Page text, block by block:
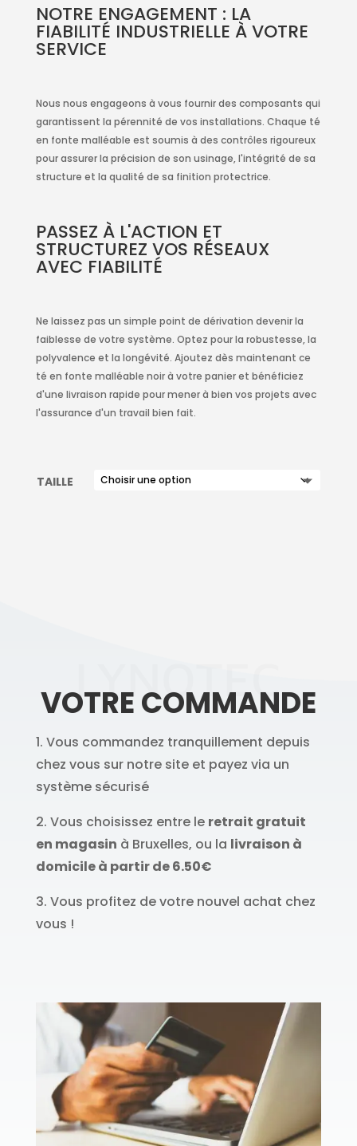
NOTRE ENGAGEMENT : LA
FIABILITÉ INDUSTRIELLE À VOTRE
SERVICE
Nous nous engageons à vous fournir des composants qui
garantissent la pérennité de vos installations. Chaque té
en fonte malléable est soumis à des contrôles rigoureux
pour assurer la précision de son usinage, l'intégrité de sa
structure et la qualité de sa finition protectrice.
PASSEZ À L'ACTION ET
STRUCTUREZ VOS RÉSEAUX
AVEC FIABILITÉ
Ne laissez pas un simple point de dérivation devenir la
faiblesse de votre système. Optez pour la robustesse, la
polyvalence et la longévité. Ajoutez dès maintenant ce
té en fonte malléable noir à votre panier et bénéficiez
d'une livraison rapide pour mener à bien vos projets avec
l'assurance d'un travail bien fait.
TAILLE
LYNOTEC
VOTRE COMMANDE
1. Vous commandez tranquillement depuis
chez vous sur notre site et payez via un
système sécurisé
2. Vous choisissez entre le retrait gratuit
en magasin à Bruxelles, ou la livraison à
domicile à partir de 6.50€
3. Vous profitez de votre nouvel achat chez
vous !